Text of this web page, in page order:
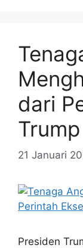
dari
Trump
21 Januari
Presiden